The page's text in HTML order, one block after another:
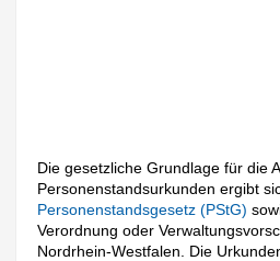
Die gesetzliche Grundlage für die
Personenstandsurkunden ergibt
Personenstandsgesetz (PStG)
Verordnung oder
Nordrhein-Westfalen. Die